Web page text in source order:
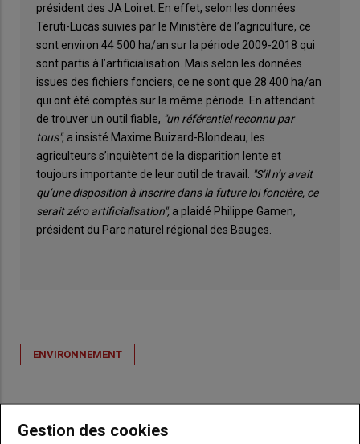
président des JA Loiret. En effet, selon les données
Teruti-Lucas suivies par le Ministère de l’agriculture, ce
sont environ 44 500 ha/an sur la période 2009-2018 qui
sont partis à l’artificialisation. Mais selon les données
issues des fichiers fonciers, ce ne sont que 28 400 ha/an
qui ont été comptés sur la même période. En attendant
de trouver un outil fiable, "un référentiel reconnu par
tous", a insisté Maxime Buizard-Blondeau, les
agriculteurs s’inquiètent de la disparition lente et
toujours importante de leur outil de travail.
"S’il n’y avait
qu’une disposition à inscrire dans la future loi foncière, ce
serait zéro artificialisation", a plaidé Philippe Gamen,
président du Parc naturel régional des Bauges.
ENVIRONNEMENT
Gestion des cookies